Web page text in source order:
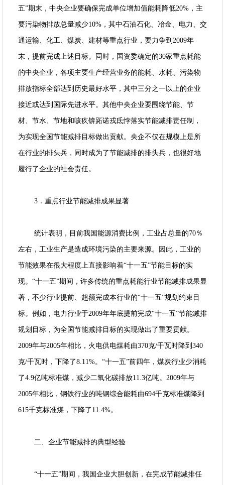
五”期末，中央企业要确保完成单位增加值能耗降低20%，主
要污染物排放总量减少10%，其中石油石化、冶金、电力、交
通运输、化工、煤炭、建材等重点行业，要力争到2009年
末，提前完成上述目标。同时，国资委确定的30家重点耗能
的中央企业，各项主要生产经营业务的能耗、水耗、污染物
排放指标全部达到历史最好水平，其中三分之一以上的企业
接近或达到国际先进水平。其他中央企业要围绕节能、节
材、节水、节地和咳疚锛跖诺戎氐悖落实节能减排责任制，
为实现全国节能减排目标做出贡献。央企不仅在规模上是所
在行业的排头兵，同时成为了节能减排的排头兵，也很好地
履行了企业的社会责任。
3．重点行业节能减排成果显著
统计表明，目前我国能源消费比例，工业占总量的70％
左右，工业生产是造成环境污染的主要来源。因此，工业的
节能效果在很大程度上直接影响着“十一五”节能目标的实
现。“十一五”期间，许多传统的重点耗能行业节能减排成果显
著，不少行业提前、超额完成本行业的“十一五”规划约束目
标。例如，电力行业于2009年年底提前完成“十一五”节能减排
规划目标，为全国节能减排目标的实现做出了重要贡献。
2009年与2005年相比，火电供电煤耗由370克/千瓦时降到340
克/千瓦时，下降了8.11%。“十一五”前四年，煤炭行业少消耗
了4.9亿吨标准煤，减少二氧化碳排放11.3亿吨。2009年与
2005年相比，钢铁行业的吨钢综合能耗由694千克标准煤降到
615千克标准煤，下降了11.4%。
二、企业节能减排的典型经验
“十一五”期间，我国企业大胆创新，在完成节能减排任